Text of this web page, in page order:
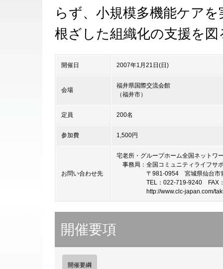
らず、小規模多機能ケア
根ざした組織化の支援を
開催日 2007年1月21日(日)
会場
福井県国際交流会館
（福井市）
定員 200名
参加費 1,500円
お問い合わせ先
宅老所・グループホーム全国ネッ
事務局：全国コミュニティライフサ
〒981-0954 宮城県仙台市青
TEL：022-719-9240 FAX：
http://www.clc-japan.com/
開催要項
開催要綱